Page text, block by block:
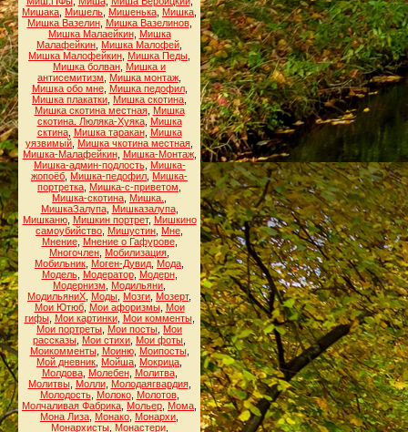
Мишака Мишель Мишенька Мишка
Мишка Вазелин, Мишка Вазелинов,
Мишка Малаейкин, Мишка
Малафейкин Мишка Малофей
Мишка Малофейкин Мишка Педы
Мишка болван Мишка и
антисемитизм
Мишка монтаж
Мишка обо мне, Мишка педофил,
Мишка плакатки Мишка скотина
Мишка скотина местная, Мишка
скотина. Люляка-Хуяка, Мишка
сктина, Мишка таракан, Мишка
уязвимый Мишка чкотина местная
Мишка-Малафейкин, Мишка-Монтаж,
Мишка-админ-подлость, Мишка-
жопоёб Мишка-педофил Мишка-
портретка Мишка-с-приветом
Мишка-скотина Мишка.
МишкаЗалупа, Мишказалупа,
Мишканю, Мишкин портрет, Мишкино
самоубийство Мишустин Мне
Мнение, Мнение о Гафурове,
Многочлен Мобилизация
Мобильник Моген-Дувид Мода
Модель, Модератор, Модерн,
Модернизм
Модильяни
МодильяниХ Моды Мозги Мозерт,
Мои Ютюб, Мои афоризмы, Мои
гифы, Мои картинки, Мои комменты,
Мои портреты Мои посты Мои
рассказы Мои стихи Мои фоты
Моикомменты, Моиню, Моипосты,
Мой дневник Мойша Мокрица
Молдова, Молебен, Молитва,
Молитвы, Молли, Молодаягвардия,
Молодость, Молоко, Молотов,
Молчаливая Фабрика Мольер Мома
Мона Лиза Монако Монархи
Монархисты, Монастери,